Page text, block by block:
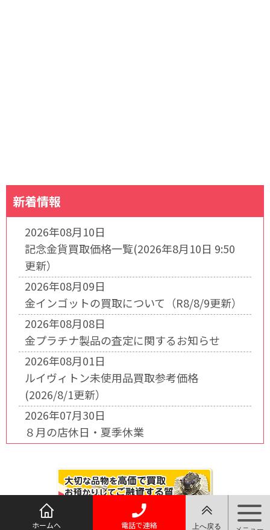
新着情報
2026年08月10日
記念金貨買取価格一覧(2026年8月10日 9:50
更新）
2026年08月09日
金インゴットの買取について（R8/8/9更新）
2026年08月08日
金プラチナ製品の査定に関するお知らせ
2026年08月01日
ルイヴィトン未使用品買取参考価格
(2026/8/1更新）
2026年07月30日
８月の店休日・夏季休業
ホームへ 電話で連絡